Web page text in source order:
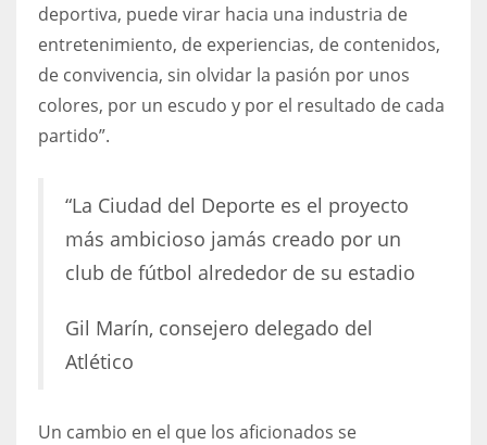
deportiva, puede virar hacia una industria de
entretenimiento, de experiencias, de contenidos,
de convivencia, sin olvidar la pasión por unos
colores, por un escudo y por el resultado de cada
partido”.
“La Ciudad del Deporte es el proyecto
más ambicioso jamás creado por un
club de fútbol alrededor de su estadio
Gil Marín, consejero delegado del
Atlético
Un cambio en el que los aficionados se